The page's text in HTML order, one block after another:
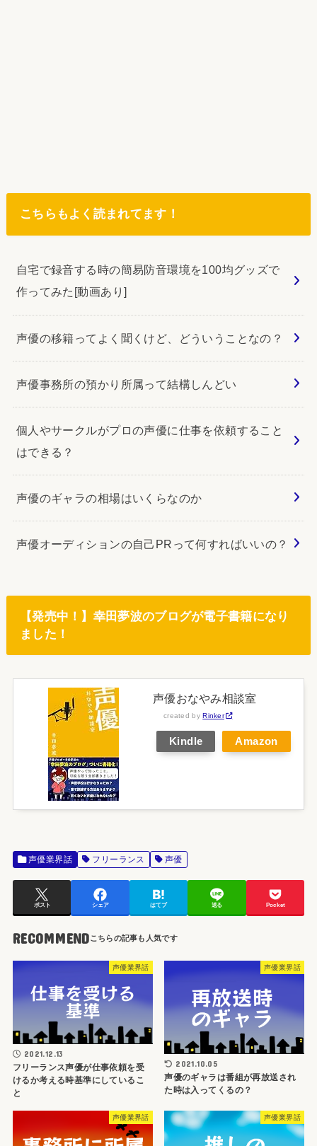
こちらもよく読まれてます！
自宅で録音する時の簡易防音環境を100均グッズで
作ってみた[動画あり]
声優の移籍ってよく聞くけど、どういうことなの？
声優事務所の預かり所属って結構しんどい
個人やサークルがプロの声優に仕事を依頼すること
はできる？
声優のギャラの相場はいくらなのか
声優オーディションの自己PRって何すればいいの？
【発売中！】幸田夢波のブログが電子書籍になり
ました！
声優おなやみ相談室
created byRinker
Kindle Amazon
声優業界話 フリーランス 声優
ポスト シェア はてブ 送る Pocket
RECOMMEND
声優業界話
2021.12.13
フリーランス声優が仕事依頼を受
けるか考える時基準にしているこ
と
声優業界話
2021.10.05
声優のギャラは番組が再放送され
た時は入ってくるの？
声優業界話 声優業界話